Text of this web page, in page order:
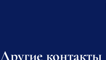
Другие контакты